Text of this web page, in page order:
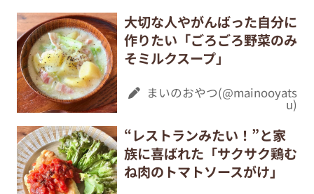
大切な人やがんばった自分に
作りたい「ごろごろ野菜のみ
そミルクスープ」
まいのおやつ(@mainooyats
u)
“レストランみたい！”と家
族に喜ばれた「サクサク鶏む
ね肉のトマトソースがけ」